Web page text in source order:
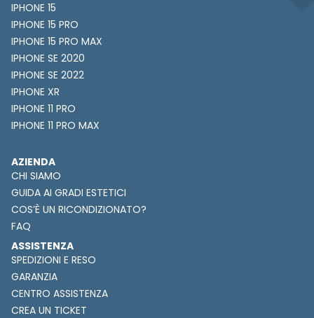
IPHONE 15
IPHONE 15 PRO
IPHONE 15 PRO MAX
IPHONE SE 2020
IPHONE SE 2022
IPHONE XR
IPHONE 11 PRO
IPHONE 11 PRO MAX
AZIENDA
CHI SIAMO
GUIDA AI GRADI ESTETICI
COS’È UN RICONDIZIONATO?
FAQ
ASSISTENZA
SPEDIZIONI E RESO
GARANZIA
CENTRO ASSISTENZA
CREA UN TICKET